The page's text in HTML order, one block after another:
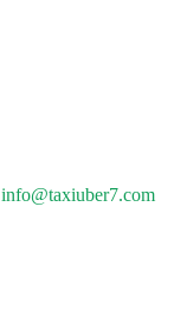
info@taxiuber7.com